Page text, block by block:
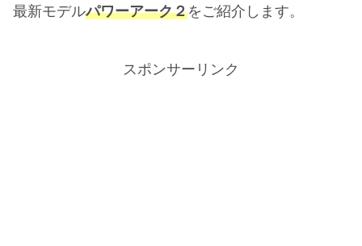
最新モデルパワーアーク２をご紹介します。
スポンサーリンク